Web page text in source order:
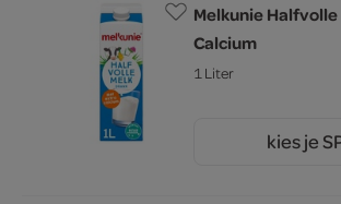
Melkunie Halfvolle
Calcium
1 Liter
kies je